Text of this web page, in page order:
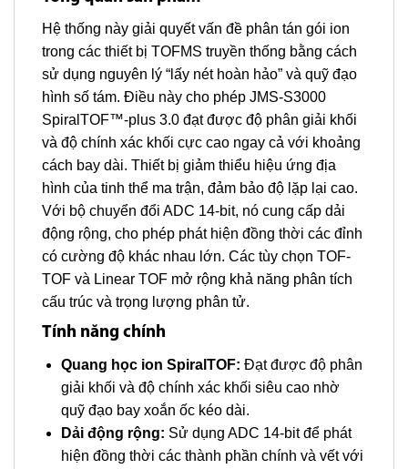
Hệ thống này giải quyết vấn đề phân tán gói ion
trong các thiết bị TOFMS truyền thống bằng cách
sử dụng nguyên lý “lấy nét hoàn hảo” và quỹ đạo
hình số tám. Điều này cho phép JMS-S3000
SpiralTOF™-plus 3.0 đạt được độ phân giải khối
và độ chính xác khối cực cao ngay cả với khoảng
cách bay dài. Thiết bị giảm thiểu hiệu ứng địa
hình của tinh thể ma trận, đảm bảo độ lặp lại cao.
Với bộ chuyển đổi ADC 14-bit, nó cung cấp dải
động rộng, cho phép phát hiện đồng thời các đỉnh
có cường độ khác nhau lớn. Các tùy chọn TOF-
TOF và Linear TOF mở rộng khả năng phân tích
cấu trúc và trọng lượng phân tử.
Tính năng chính
Quang học ion SpiralTOF: Đạt được độ phân
giải khối và độ chính xác khối siêu cao nhờ
quỹ đạo bay xoắn ốc kéo dài.
Dải động rộng: Sử dụng ADC 14-bit để phát
hiện đồng thời các thành phần chính và vết với